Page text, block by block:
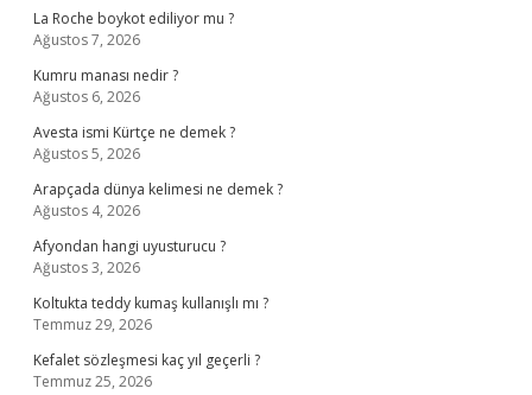
La Roche boykot ediliyor mu ?
Ağustos 7, 2026
Kumru manası nedir ?
Ağustos 6, 2026
Avesta ismi Kürtçe ne demek ?
Ağustos 5, 2026
Arapçada dünya kelimesi ne demek ?
Ağustos 4, 2026
Afyondan hangi uyusturucu ?
Ağustos 3, 2026
Koltukta teddy kumaş kullanışlı mı ?
Temmuz 29, 2026
Kefalet sözleşmesi kaç yıl geçerli ?
Temmuz 25, 2026